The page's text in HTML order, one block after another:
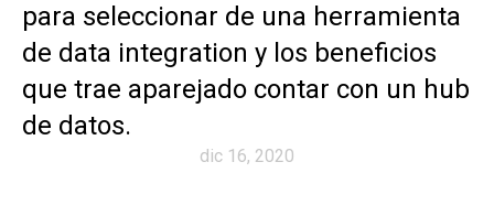
para seleccionar de una herramienta
de data integration y los beneficios
que trae aparejado contar con un hub
de datos.
dic 16, 2020